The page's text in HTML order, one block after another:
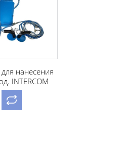
Система для нанесения
клея, мод. INTERCOM I088